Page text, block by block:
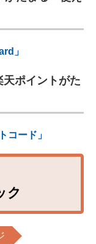
」
ポイントがた
コード」
ク